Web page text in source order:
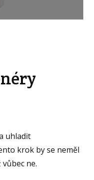
uhladit
krok by se neměl
ne.